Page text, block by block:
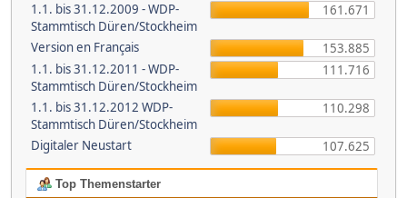
1.1. bis 31.12.2009 - WDP-
Stammtisch Düren/Stockheim
161.671
Version en Français
153.885
1.1. bis 31.12.2011 - WDP-
Stammtisch Düren/Stockheim
111.716
1.1. bis 31.12.2012 WDP-
Stammtisch Düren/Stockheim
110.298
Digitaler Neustart 107.625
Top Themenstarter